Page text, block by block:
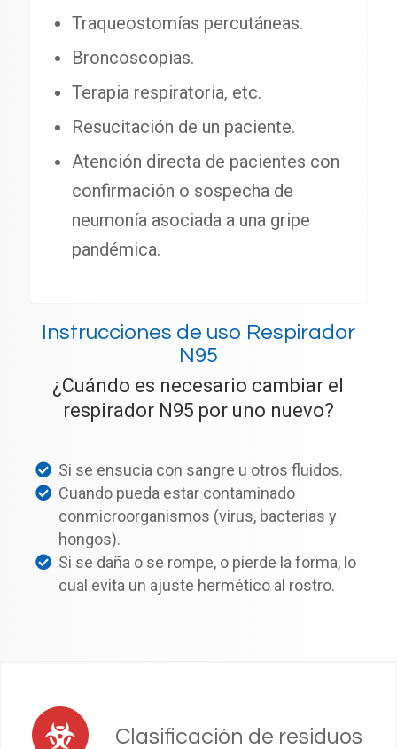
Traqueostomías percutáneas.
Broncoscopias.
Terapia respiratoria, etc.
Resucitación de un paciente.
Atención directa de pacientes con
confirmación o sospecha de
neumonía asociada a una gripe
pandémica.
Instrucciones de uso Respirador
N95
¿Cuándo es necesario cambiar el
respirador N95 por uno nuevo?
Si se ensucia con sangre u otros fluidos.
Cuando pueda estar contaminado
conmicroorganismos (virus, bacterias y
hongos).
Si se daña o se rompe, o pierde la forma, lo
cual evita un ajuste hermético al rostro.
Clasificación de residuos